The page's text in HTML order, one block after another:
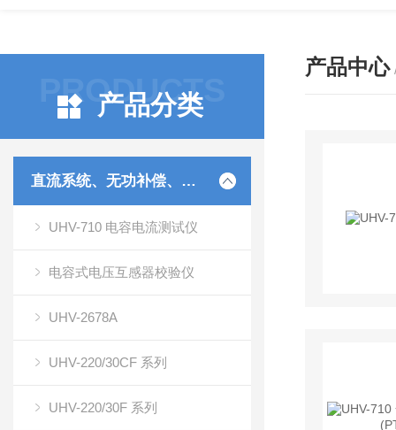
PRODUCTS
产品分类
直流系统、无功补偿、电池电机检测仪器
UHV-710 电容电流测试仪
电容式电压互感器校验仪
UHV-2678A
UHV-220/30CF 系列
UHV-220/30F 系列
产品中心